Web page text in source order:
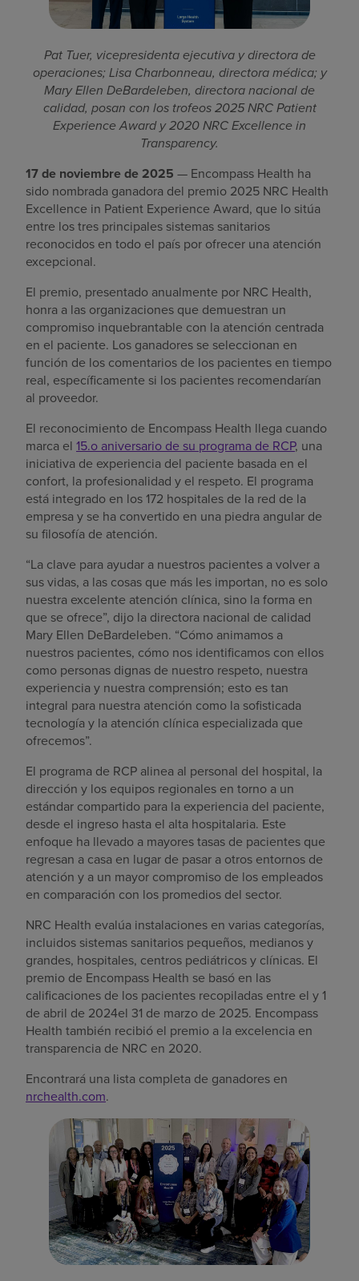
Pat Tuer, vicepresidenta ejecutiva y directora de
operaciones; Lisa Charbonneau, directora médica; y
Mary Ellen DeBardeleben, directora nacional de
calidad, posan con los trofeos 2025 NRC Patient
Experience Award y 2020 NRC Excellence in
Transparency.
17 de noviembre de 2025 — Encompass Health ha
sido nombrada ganadora del premio 2025 NRC Health
Excellence in Patient Experience Award, que lo sitúa
entre los tres principales sistemas sanitarios
reconocidos en todo el país por ofrecer una atención
excepcional.
El premio, presentado anualmente por NRC Health,
honra a las organizaciones que demuestran un
compromiso inquebrantable con la atención centrada
en el paciente. Los ganadores se seleccionan en
función de los comentarios de los pacientes en tiempo
real, específicamente si los pacientes recomendarían
al proveedor.
El reconocimiento de Encompass Health llega cuando
marca el 15.o aniversario de su programa de RCP, una
iniciativa de experiencia del paciente basada en el
confort, la profesionalidad y el respeto. El programa
está integrado en los 172 hospitales de la red de la
empresa y se ha convertido en una piedra angular de
su filosofía de atención.
“La clave para ayudar a nuestros pacientes a volver a
sus vidas, a las cosas que más les importan, no es solo
nuestra excelente atención clínica, sino la forma en
que se ofrece”, dijo la directora nacional de calidad
Mary Ellen DeBardeleben. “Cómo animamos a
nuestros pacientes, cómo nos identificamos con ellos
como personas dignas de nuestro respeto, nuestra
experiencia y nuestra comprensión; esto es tan
integral para nuestra atención como la sofisticada
tecnología y la atención clínica especializada que
ofrecemos”.
El programa de RCP alinea al personal del hospital, la
dirección y los equipos regionales en torno a un
estándar compartido para la experiencia del paciente,
desde el ingreso hasta el alta hospitalaria. Este
enfoque ha llevado a mayores tasas de pacientes que
regresan a casa en lugar de pasar a otros entornos de
atención y a un mayor compromiso de los empleados
en comparación con los promedios del sector.
NRC Health evalúa instalaciones en varias categorías,
incluidos sistemas sanitarios pequeños, medianos y
grandes, hospitales, centros pediátricos y clínicas. El
premio de Encompass Health se basó en las
calificaciones de los pacientes recopiladas entre el y 1
de abril de 2024el 31 de marzo de 2025. Encompass
Health también recibió el premio a la excelencia en
transparencia de NRC en 2020.
Encontrará una lista completa de ganadores en
nrchealth.com.